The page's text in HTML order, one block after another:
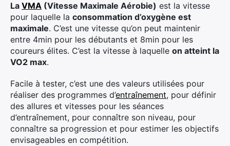
La VMA (Vitesse Maximale Aérobie) est la vitesse
pour laquelle la consommation d’oxygène est
maximale. C’est une vitesse qu’on peut maintenir
entre 4min pour les débutants et 8min pour les
coureurs élites. C’est la vitesse à laquelle on atteint la
VO2 max.
Facile à tester, c’est une des valeurs utilisées pour
réaliser des programmes d’entraînement, pour définir
des allures et vitesses pour les séances
d’entraînement, pour connaître son niveau, pour
connaître sa progression et pour estimer les objectifs
envisageables en compétition.